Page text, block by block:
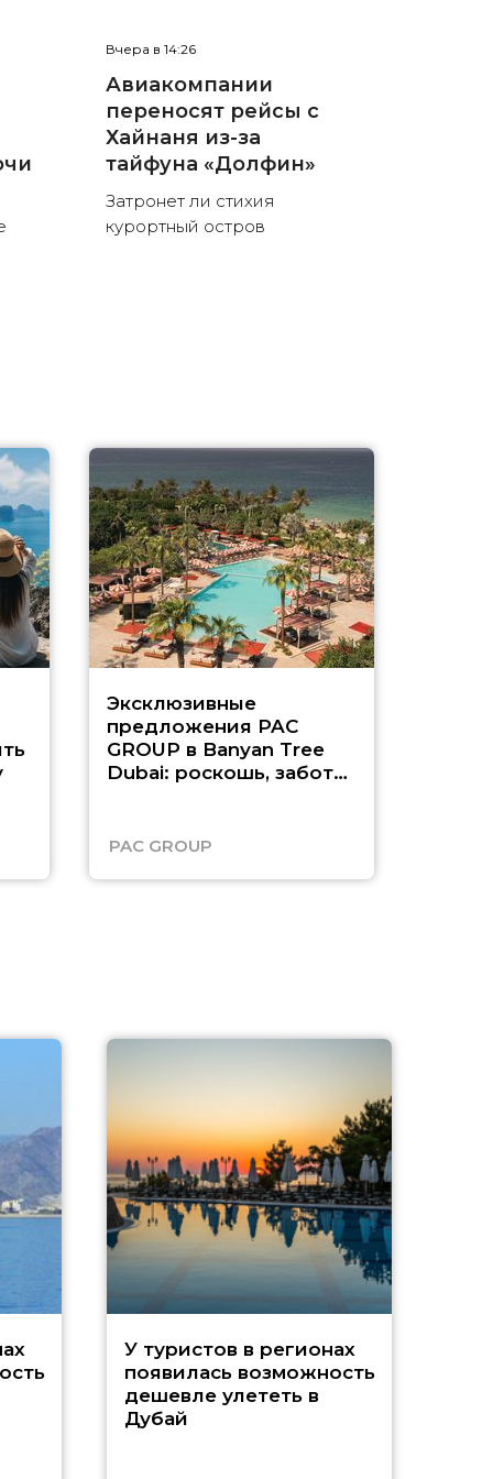
Вчера в 14:26
Авиакомпании
переносят рейсы с
Хайнаня из-за
тайфуна «Долфин»
Затронет ли стихия
курортный остров
Эксклюзивные
предложения PAC
GROUP в Banyan Tree
Dubai: роскошь, забота
PAC GROUP
У туристов в регионах
появилась возможность
дешевле улететь в
Дубай